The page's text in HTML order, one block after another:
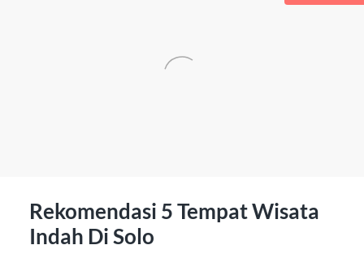
Rekomendasi 5 Tempat Wisata
Indah Di Solo